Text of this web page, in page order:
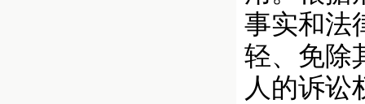
事实和法
轻、免除
人的诉讼